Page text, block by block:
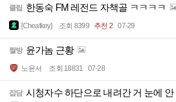
클립 한동숙 FM 레전드 자책골 ㅋㅋㅋㅋ
[Cheatkey] 조회 8399 추천 2 07-29
짤방 윤가놈 근황
노윤서 조회 18831 07-28
잡담 시청자수 하단으로 내려간 거 눈에